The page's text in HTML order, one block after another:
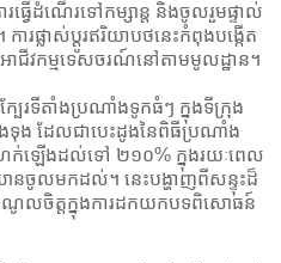
វើដំណើរទៅកម្សាន្ត និងចូលរួមផ្ទាល់
ារផ្លាស់ប្តូរឥរិយាបថនេះកំពុងបង្កើត
វកម្មទេសចរណ៍នៅតាមមូលដ្ឋាន។
បែរទីតាំងប្រណាំងទូកធំៗ ក្នុងទីក្រុង
ាងទុង ដែលជាបេះដូងនៃពិធីប្រណាំង
ក់ឡើងដល់ទៅ ២១០% ក្នុងរយៈពេល
ចូលមកដល់។ នេះបង្ហាញពីសន្ទុះដ៏
ចំណូលចិត្តក្នុងការដកយកបទពិសោធន៍